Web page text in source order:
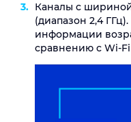
Каналы с
(диапазон 2,4
информации
сравнению с Wi-Fi